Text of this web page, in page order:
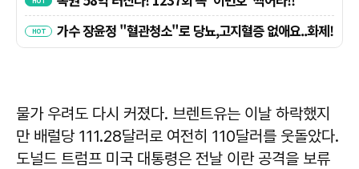
물가 우려도 다시 커졌다. 브렌트유는 이날 하락했지
만 배럴당 111.28달러로 여전히 110달러를 웃돌았다.
도널드 트럼프 미국 대통령은 전날 이란 공격을 보류